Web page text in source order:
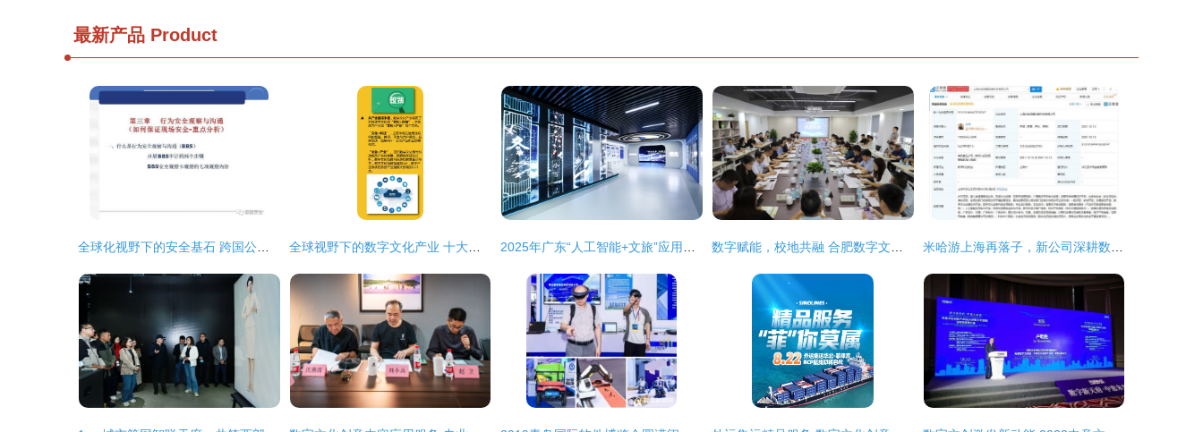
最新产品 Product
全球化视野下的安全基石 跨国公司安全管理文化与数字文创服务融合实践分享 全球视野下的数字文化产业 十大发展问题与未来思考——聚焦数字文化创意内容应用服务 2025年广东“人工智能+文旅”应用场景典型案例与孵化项目详情（第一期） 数字文化创意内容应用服务 数字赋能，校地共融 合肥数字文创产业研发中心正式启航 米哈游上海再落子，新公司深耕数字文创与游戏开发新赛道